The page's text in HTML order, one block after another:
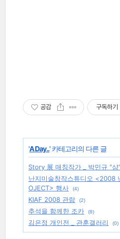
공감 구독하기
'A Day..' 카테고리의 다른 글
Story 展 매칭작가 _ 박민규 "샴
난지미술창작스튜디오 <2008
OJECT> 행사
(4)
KIAF 2008 관람
(2)
추석을 함께한 조카
(8)
김은정 개인전 _ 관훈갤러리
(0)